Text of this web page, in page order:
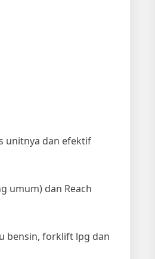
unitnya dan efektif
umum) dan Reach
bensin, forklift lpg dan